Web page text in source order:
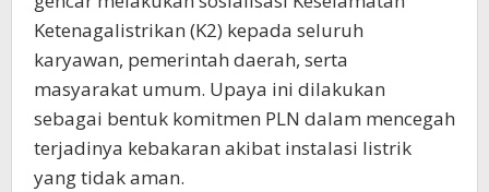
Ketenagalistrikan (K2) kepada seluruh
karyawan, pemerintah daerah, serta
masyarakat umum. Upaya ini dilakukan
sebagai bentuk komitmen PLN dalam mencegah
terjadinya kebakaran akibat instalasi listrik
yang tidak aman.